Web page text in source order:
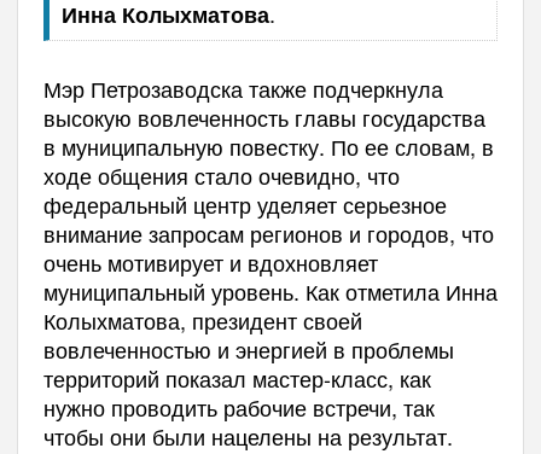
Инна Колыхматова.
Мэр Петрозаводска также подчеркнула
высокую вовлеченность главы государства
в муниципальную повестку. По ее словам, в
ходе общения стало очевидно, что
федеральный центр уделяет серьезное
внимание запросам регионов и городов, что
очень мотивирует и вдохновляет
муниципальный уровень. Как отметила Инна
Колыхматова, президент своей
вовлеченностью и энергией в проблемы
территорий показал мастер-класс, как
нужно проводить рабочие встречи, так
чтобы они были нацелены на результат.